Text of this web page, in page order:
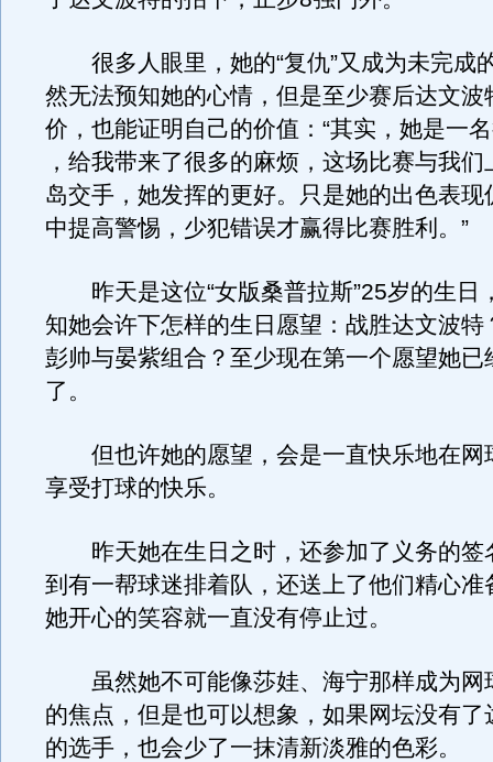
很多人眼里，她的“复仇”又成为未完成
然无法预知她的心情，但是至少赛后达文波
价，也能证明自己的价值：“其实，她是一
，给我带来了很多的麻烦，这场比赛与我
岛交手，她发挥的更好。只是她的出色表现
中提高警惕，少犯错误才赢得比赛胜利。”
昨天是这位“女版桑普拉斯”25岁的生日
知她会许下怎样的生日愿望：战胜达文波特
彭帅与晏紫组合？至少现在第一个愿望她已
了。
但也许她的愿望，会是一直快乐地在网
享受打球的快乐。
昨天她在生日之时，还参加了义务的签
到有一帮球迷排着队，还送上了他们精心准
她开心的笑容就一直没有停止过。
虽然她不可能像莎娃、海宁那样成为网
的焦点，但是也可以想象，如果网坛没有了
的选手，也会少了一抹清新淡雅的色彩。